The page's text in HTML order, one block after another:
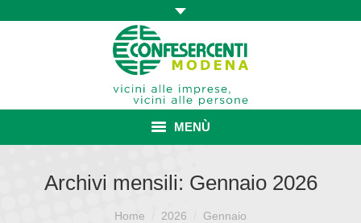
MENÙ
Archivi mensili: Gennaio 2026
Home 2026 Gennaio